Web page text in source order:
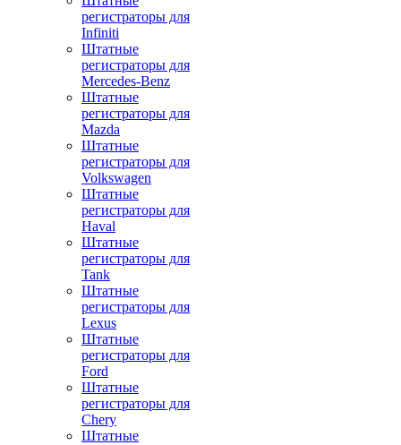
регистраторы для
Infiniti
Штатные
регистраторы для
Mercedes-Benz
Штатные
регистраторы для
Mazda
Штатные
регистраторы для
Volkswagen
Штатные
регистраторы для
Haval
Штатные
регистраторы для
Tank
Штатные
регистраторы для
Lexus
Штатные
регистраторы для
Ford
Штатные
регистраторы для
Chery
Штатные